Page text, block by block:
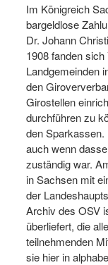
Im Königreich
bargeldlose
Dr. Johann
1908 fanden
Landgemeinden
den
Girostellen
durchführen zu
den
auch wenn
zuständig war.
in Sachsen mit
der
Archiv des OSV
überliefert, die
teilnehmenden
sie hier in